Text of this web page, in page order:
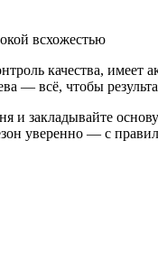
всхожестью
качества,
— всё, чтобы
и закладывайте
уверенно — с